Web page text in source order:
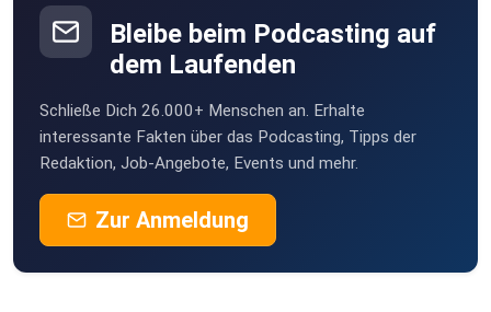
Bleibe beim Podcasting auf
dem Laufenden
Schließe Dich 26.000+ Menschen an. Erhalte
interessante Fakten über das Podcasting, Tipps der
Redaktion, Job-Angebote, Events und mehr.
Zur Anmeldung